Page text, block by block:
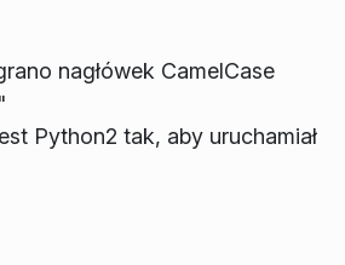
nagłówek CamelCase
Python2 tak, aby uruchamiał